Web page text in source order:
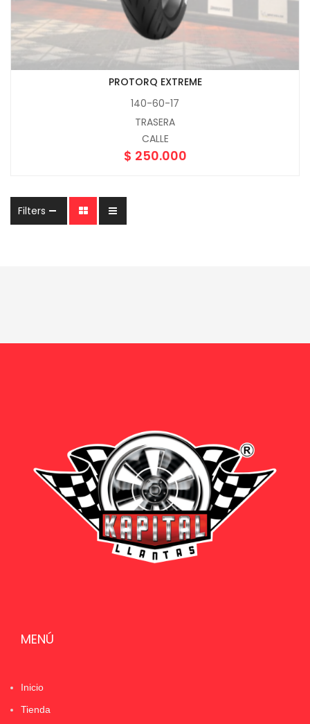
PROTORQ EXTREME
140-60-17
TRASERA
CALLE
$ 250.000
Filters
MENÚ
Inicio
Tienda